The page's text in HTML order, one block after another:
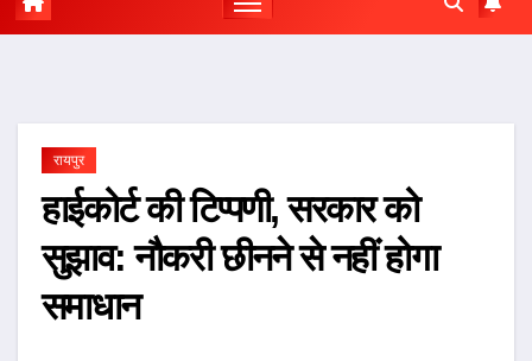
रायपुर
हाईकोर्ट की टिप्पणी, सरकार को
सुझाव: नौकरी छीनने से नहीं होगा
समाधान